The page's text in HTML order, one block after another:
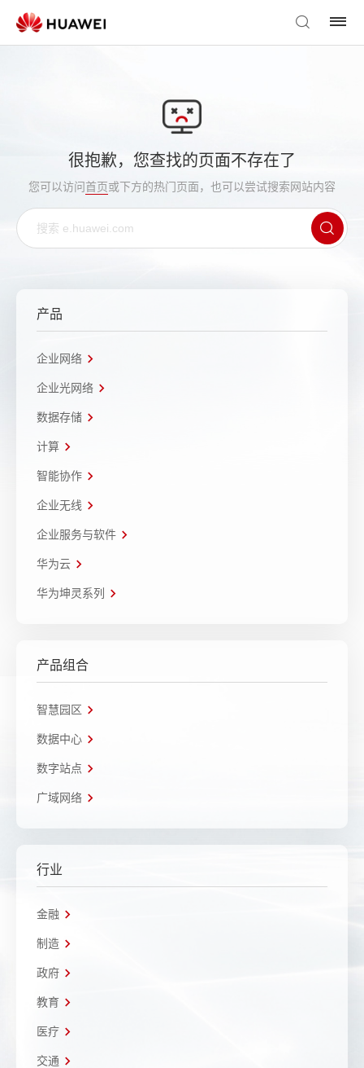
很抱歉，您查找的页面不存在了
您可以访问首页或下方的热门页面，也可以尝试搜索网站内容
产品
企业网络
企业光网络
数据存储
计算
智能协作
企业无线
企业服务与软件
华为云
华为坤灵系列
产品组合
智慧园区
数据中心
数字站点
广域网络
行业
金融
制造
政府
教育
医疗
交通